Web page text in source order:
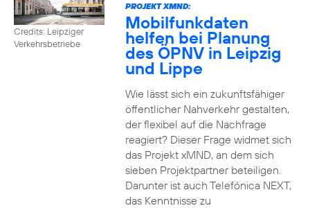
Credits: Leipziger
Verkehrsbetriebe
PROJEKT XMND:
Mobilfunkdaten
helfen bei Planung
des ÖPNV in Leipzig
und Lippe
Wie lässt sich ein zukunftsfähiger
öffentlicher Nahverkehr gestalten,
der flexibel auf die Nachfrage
reagiert? Dieser Frage widmet sich
das Projekt xMND, an dem sich
sieben Projektpartner beteiligen.
Darunter ist auch Telefónica NEXT,
das Kenntnisse zu